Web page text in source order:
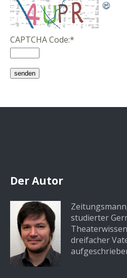
CAPTCHA Code:*
Der Autor
studierter
dreifacher